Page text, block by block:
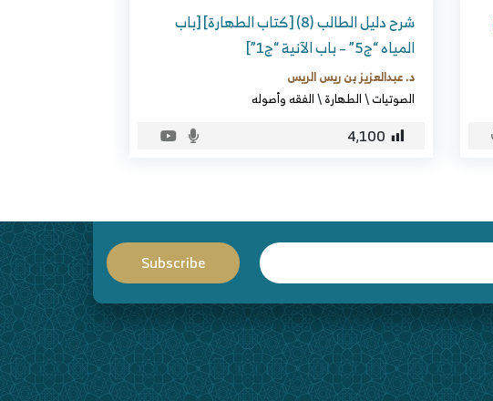
شرح دليل الطالب (8) [كتاب الطهارة] [باب
المياه “ج5” – باب الآنية “ج1”]
د. عبدالعزيز بن ريس الريس
الصوتيات\الطهارة\الفقه وأصوله
4٬100